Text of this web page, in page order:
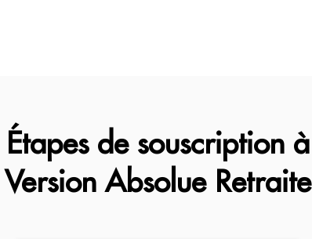
Étapes de souscription à
Version Absolue Retraite